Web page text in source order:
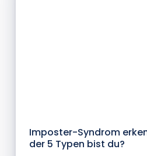
Imposter-Syndrom
der 5 Typen bist du?